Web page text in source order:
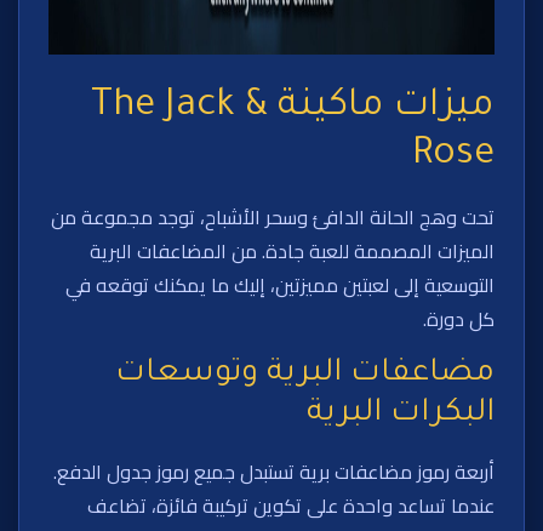
ميزات ماكينة The Jack &
Rose
تحت وهج الحانة الدافئ وسحر الأشباح، توجد مجموعة من
الميزات المصممة للعبة جادة. من المضاعفات البرية
التوسعية إلى لعبتين مميزتين، إليك ما يمكنك توقعه في
كل دورة.
مضاعفات البرية وتوسعات
البكرات البرية
أربعة رموز مضاعفات برية تستبدل جميع رموز جدول الدفع.
عندما تساعد واحدة على تكوين تركيبة فائزة، تضاعف